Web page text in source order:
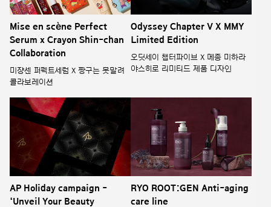
Mise en scène Perfect
Serum x Crayon Shin-chan
Collaboration
미쟝센 퍼펙트세럼 X 짱구는 못말려
콜라보레이션
Odyssey Chapter V X MMY
Limited Edition
오딧세이 챕터파이브 X 메종 미하라
야스히로 리미티드 제품 디자인
AP Holiday campaign -
‘Unveil Your Beauty
RYO ROOT:GEN Anti-aging
care line